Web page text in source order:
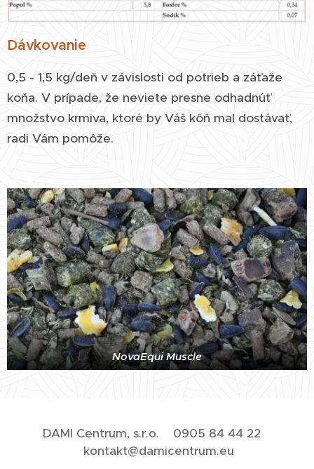
Dávkovanie
0,5 - 1,5 kg/deň v závislosti od potrieb a záťaže
koňa. V prípade, že neviete presne odhadnúť
množstvo krmiva, ktoré by Váš kôň mal dostávať,
radi Vám pomôže.
NovaEqui Muscle
DAMI Centrum, s.r.o. 0905 84 44 22
kontakt@damicentrum.eu